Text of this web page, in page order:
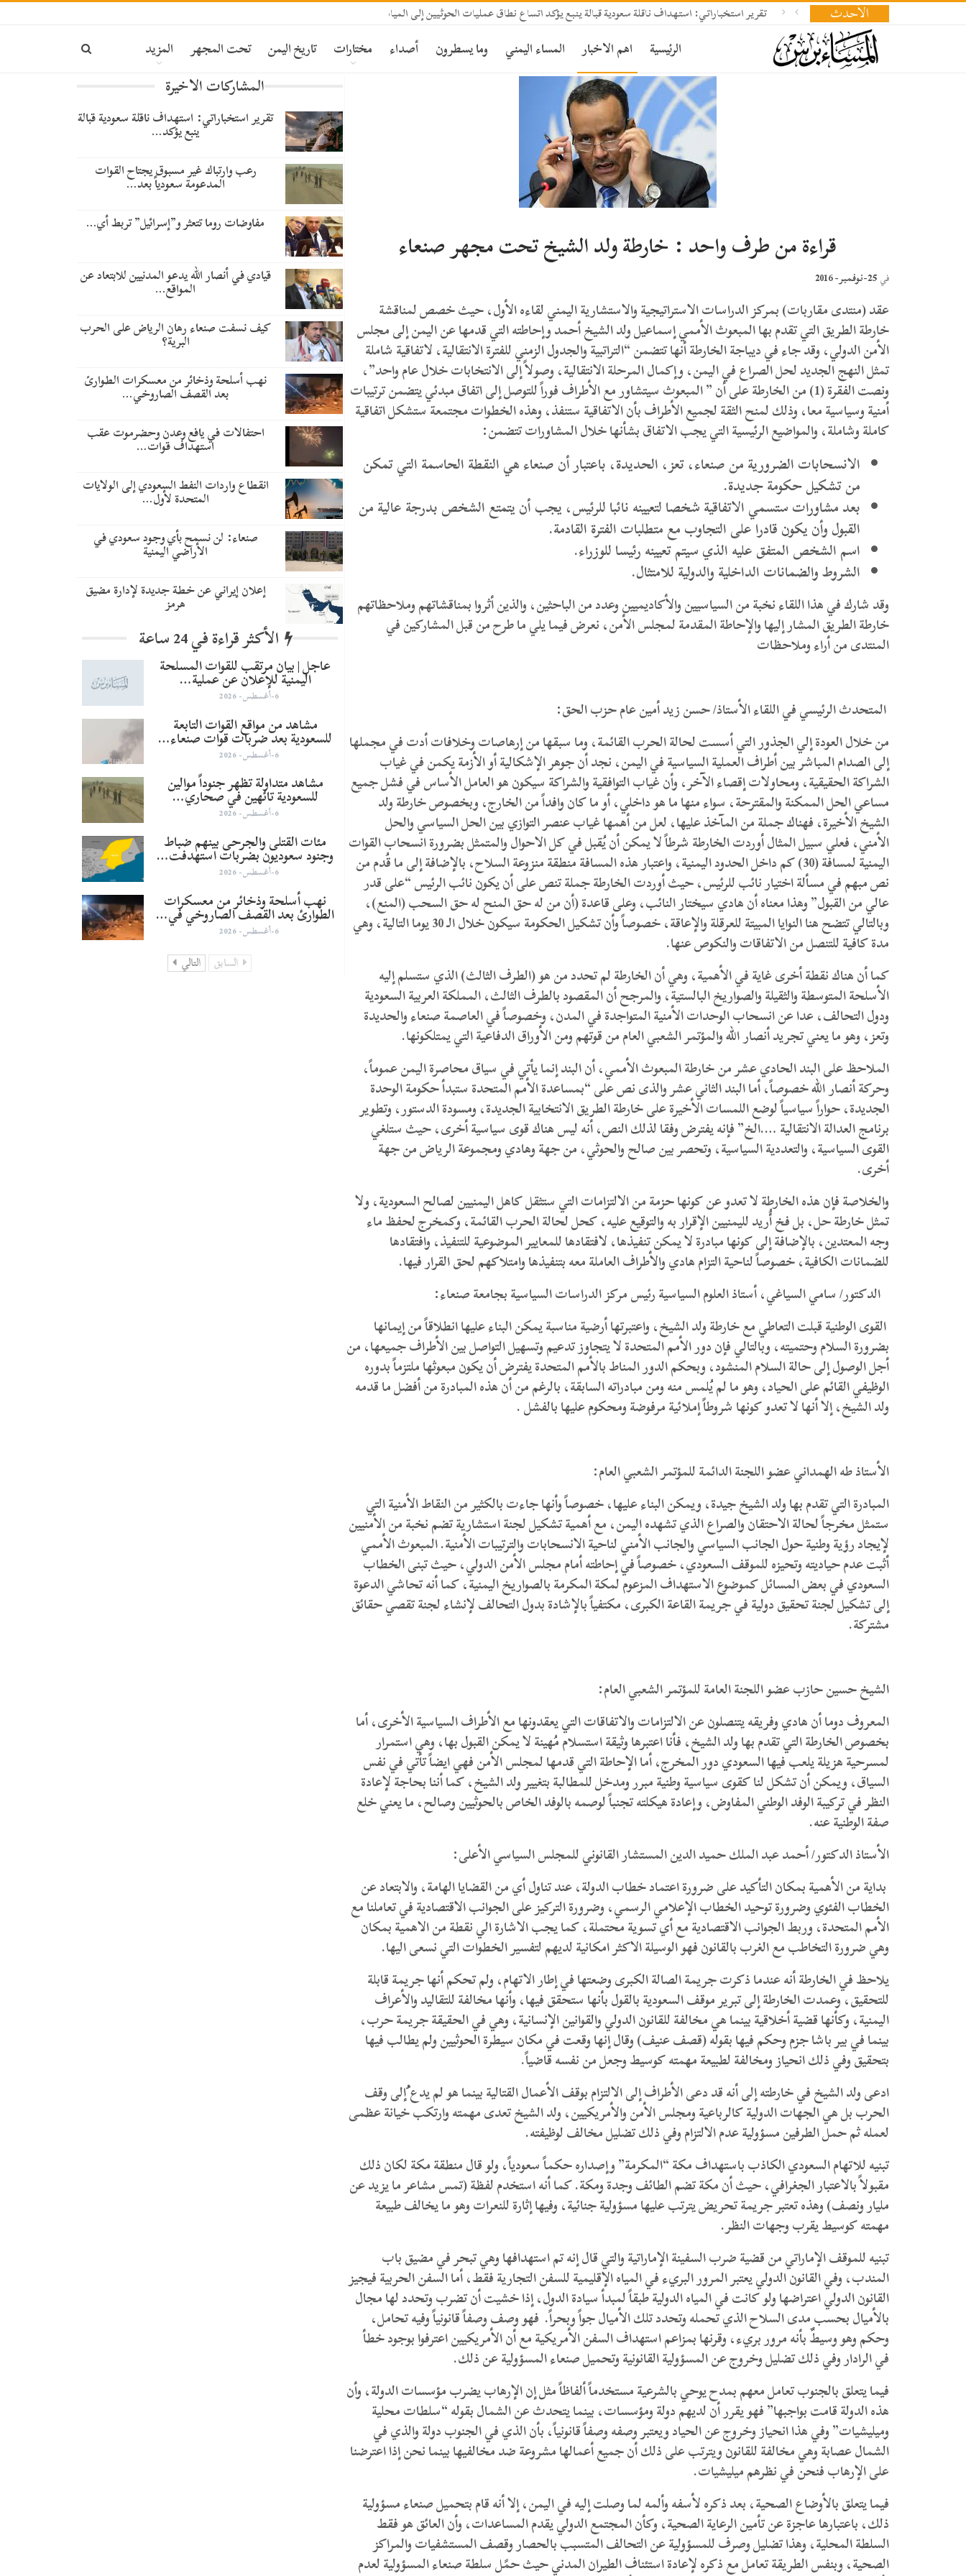
الأحدث تقرير استخباراتي: استهداف ناقلة سعودية قبالة ينبع يؤكد اتساع نطاق عمليات الحوثيين إلى المياه الإقليمية السعودية
الرئيسية اهم الاخبار المساء اليمني وما يسطرون أصداء مختارات تاريخ اليمن تحت المجهر المزيد
قراءة من طرف واحد : خارطة ولد الشيخ تحت مجهر صنعاء
في 25-نوفمبر- 2016
عقد (منتدى مقاربات) بمركز الدراسات الاستراتيجية والاستشارية اليمني لقاءه الأول، حيث خصص لمناقشة
خارطة الطريق التي تقدم بها المبعوث الأممي إسماعيل ولد الشيخ أحمد وإحاطته التي قدمها عن اليمن إلى مجلس
الأمن الدولي، وقد جاء في ديباجة الخارطة أنها تتضمن “التراتبية والجدول الزمني للفترة الانتقالية، لاتفاقية شاملة
تمثل النهج الجديد لحل الصراع في اليمن، وإكمال المرحلة الانتقالية، وصولاً إلى الانتخابات خلال عام واحد”،
ونصت الفقرة (1) من الخارطة على أن ” المبعوث سيتشاور مع الأطراف فوراً للتوصل إلى اتفاق مبدئي يتضمن ترتيبات
أمنية وسياسية معا، وذلك لمنح الثقة لجميع الأطراف بأن الاتفاقية ستنفذ، وهذه الخطوات مجتمعة ستشكل اتفاقية
كاملة وشاملة، والمواضيع الرئيسية التي يجب الاتفاق بشأنها خلال المشاورات تتضمن:
الانسحابات الضرورية من صنعاء، تعز، الحديدة، باعتبار أن صنعاء هي النقطة الحاسمة التي تمكن
من تشكيل حكومة جديدة.
بعد مشاورات ستسمي الاتفاقية شخصا لتعيينه نائبا للرئيس، يجب أن يتمتع الشخص بدرجة عالية من
القبول وأن يكون قادرا على التجاوب مع متطلبات الفترة القادمة.
اسم الشخص المتفق عليه الذي سيتم تعيينه رئيسا للوزراء.
الشروط والضمانات الداخلية والدولية للامتثال.
وقد شارك في هذا اللقاء نخبة من السياسيين والأكاديميين وعدد من الباحثين، والذين أثروا بمناقشاتهم وملاحظاتهم
خارطة الطريق المشار إليها والإحاطة المقدمة لمجلس الأمن، نعرض فيما يلي ما طرح من قبل المشاركين في
المنتدى من أراء وملاحظات
المتحدث الرئيسي في اللقاء الأستاذ/ حسن زيد أمين عام حزب الحق:
من خلال العودة إلي الجذور التي أسست لحالة الحرب القائمة، وما سبقها من إرهاصات وخلافات أدت في مجملها
إلى الصدام المباشر بين أطراف العملية السياسية في اليمن، نجد أن جوهر الإشكالية أو الأزمة يكمن في غياب
الشراكة الحقيقية، ومحاولات إقصاء الآخر، وأن غياب التوافقية والشراكة سيكون هو العامل الأساس في فشل جميع
مساعي الحل الممكنة والمقترحة، سواء منها ما هو داخلي، أو ما كان وافداً من الخارج، وبخصوص خارطة ولد
الشيخ الأخيرة، فهناك جملة من المآخذ عليها، لعل من أهمها غياب عنصر التوازي بين الحل السياسي والحل
الأمني، فعلي سبيل المثال أوردت الخارطة شرطاً لا يمكن أن يُقبل في كل الاحوال والمتمثل بضرورة انسحاب القوات
اليمنية لمسافة (30) كم داخل الحدود اليمنية، واعتبار هذه المسافة منطقة منزوعة السلاح، بالإضافة إلى ما قُدم من
نص مبهم في مسألة اختيار نائب للرئيس، حيث أوردت الخارطة جملة تنص على أن يكون نائب الرئيس “على قدر
عالي من القبول” وهذا معناه أن هادي سيختار النائب، وعلى قاعدة (أن من له حق المنح له حق السحب (المنع)،
وبالتالي تتضح هنا النوايا المبيتة للعرقلة والإعاقة، خصوصاً وأن تشكيل الحكومة سيكون خلال الـ 30 يوما التالية، وهي
مدة كافية للتنصل من الاتفاقات والنكوص عنها.
كما أن هناك نقطة أخرى غاية في الأهمية، وهي أن الخارطة لم تحدد من هو (الطرف الثالث) الذي ستسلم إليه
الأسلحة المتوسطة والثقيلة والصواريخ البالستية، والمرجح أن المقصود بالطرف الثالث، المملكة العربية السعودية
ودول التحالف، عدا عن انسحاب الوحدات الأمنية المتواجدة في المدن، وخصوصاً في العاصمة صنعاء والحديدة
وتعز، وهو ما يعني تجريد أنصار الله والمؤتمر الشعبي العام من قوتهم ومن الأوراق الدفاعية التي يمتلكونها.
الملاحظ على البند الحادي عشر من خارطة المبعوث الأممي، أن البند إنما يأتي في سياق محاصرة اليمن عموماً،
وحركة أنصار الله خصوصاً، أما البند الثاني عشر والذى نص على “بمساعدة الأمم المتحدة ستبدأ حكومة الوحدة
الجديدة، حواراً سياسياً لوضع اللمسات الأخيرة على خارطة الطريق الانتخابية الجديدة، ومسودة الدستور، وتطوير
برنامج العدالة الانتقالية ….الخ” فإنه يفترض وفقا لذلك النص، أنه ليس هناك قوى سياسية أخرى، حيث ستلغي
القوى السياسية، والتعددية السياسية، وتحصر بين صالح والحوثي، من جهة وهادي ومجموعة الرياض من جهة
أخرى.
والخلاصة فإن هذه الخارطة لا تعدو عن كونها حزمة من الالتزامات التي ستثقل كاهل اليمنيين لصالح السعودية، ولا
تمثل خارطة حل، بل فخ أُريد لليمنيين الإقرار به والتوقيع عليه، كحل لحالة الحرب القائمة، وكمخرج لحفظ ماء
وجه المعتدين، بالإضافة إلى كونها مبادرة لا يمكن تنفيذها، لافتقادها للمعايير الموضوعية للتنفيذ، وافتقادها
للضمانات الكافية، خصوصاً لناحية التزام هادي والأطراف العاملة معه بتنفيذها وامتلاكهم لحق القرار فيها.
الدكتور/ سامي السياغي، أستاذ العلوم السياسية رئيس مركز الدراسات السياسية بجامعة صنعاء:
القوى الوطنية قبلت التعاطي مع خارطة ولد الشيخ، واعتبرتها أرضية مناسبة يمكن البناء عليها انطلاقاً من إيمانها
بضرورة السلام وحتميته، وبالتالي فإن دور الأمم المتحدة لا يتجاوز تدعيم وتسهيل التواصل بين الأطراف جميعها، من
أجل الوصول إلى حالة السلام المنشود، وبحكم الدور المناط بالأمم المتحدة يفترض أن يكون مبعوثها ملتزماً بدوره
الوظيفي القائم على الحياد، وهو ما لم يُلمس منه ومن مبادراته السابقة، بالرغم من أن هذه المبادرة من أفضل ما قدمه
ولد الشيخ، إلا أنها لا تعدو كونها شروطاً إملائية مرفوضة ومحكوم عليها بالفشل .
الأستاذ طه الهمداني عضو اللجنة الدائمة للمؤتمر الشعبي العام:
المبادرة التي تقدم بها ولد الشيخ جيدة، ويمكن البناء عليها، خصوصاً وأنها جاءت بالكثير من النقاط الأمنية التي
ستمثل مخرجاً لحالة الاحتقان والصراع الذي تشهده اليمن، مع أهمية تشكيل لجنة استشارية تضم نخبة من الأمنيين
لإيجاد رؤية وطنية حول الجانب السياسي والجانب الأمني لناحية الانسحابات والترتيبات الأمنية. المبعوث الأممي
أثبت عدم حياديته وتحيزه للموقف السعودي، خصوصاً في إحاطته أمام مجلس الأمن الدولي، حيث تبنى الخطاب
السعودي في بعض المسائل كموضوع الاستهداف المزعوم لمكة المكرمة بالصواريخ اليمنية، كما أنه تحاشي الدعوة
إلى تشكيل لجنة تحقيق دولية في جريمة القاعة الكبرى، مكتفياً بالإشادة بدول التحالف لإنشاء لجنة تقصي حقائق
مشتركة.
الشيخ حسين حازب عضو اللجنة العامة للمؤتمر الشعبي العام:
المعروف دوما أن هادي وفريقه يتنصلون عن الالتزامات والاتفاقات التي يعقدونها مع الأطراف السياسية الأخرى، أما
بخصوص الخارطة التي تقدم بها ولد الشيخ، فأنا اعتبرها وثيقة استسلام مُهينة لا يمكن القبول بها، وهي استمرار
لمسرحية هزيلة يلعب فيها السعودي دور المخرج، أما الإحاطة التي قدمها لمجلس الأمن فهي ايضاً تأتي في نفس
السياق، ويمكن أن تشكل لنا كقوى سياسية وطنية مبرر ومدخل للمطالبة بتغيير ولد الشيخ، كما أننا بحاجة لإعادة
النظر في تركيبة الوفد الوطني المفاوض، وإعادة هيكلته تجنباً لوصمه بالوفد الخاص بالحوثيين وصالح، ما يعني خلع
صفة الوطنية عنه.
الأستاذ الدكتور/ أحمد عبد الملك حميد الدين المستشار القانوني للمجلس السياسي الأعلى:
بداية من الأهمية بمكان التأكيد على ضرورة اعتماد خطاب الدولة، عند تناول أي من القضايا الهامة، والابتعاد عن
الخطاب الفئوي وضرورة توحيد الخطاب الإعلامي الرسمي، وضرورة التركيز على الجوانب الاقتصادية في تعاملنا مع
الأمم المتحدة، وربط الجوانب الاقتصادية مع أي تسوية محتملة، كما يجب الاشارة الي نقطة من الاهمية بمكان
وهي ضرورة التخاطب مع الغرب بالقانون فهو الوسيلة الاكثر امكانية لديهم لتفسير الخطوات التي نسعى اليها.
يلاحظ في الخارطة أنه عندما ذكرت جريمة الصالة الكبرى وضعتها في إطار الاتهام، ولم تحكم أنها جريمة قابلة
للتحقيق، وعمدت الخارطة إلى تبرير موقف السعودية بالقول بأنها ستحقق فيها، وأنها مخالفة للتقاليد والأعراف
اليمنية، وكأنها قضية أخلاقية بينما هي مخالفة للقانون الدولي والقوانين الإنسانية، وهي في الحقيقة جريمة حرب،
بينما في بير باشا جزم وحكم فيها بقوله (قصف عنيف) وقال إنها وقعت في مكان سيطرة الحوثيين ولم يطالب فيها
بتحقيق وفي ذلك انحياز ومخالفة لطبيعة مهمته كوسيط وجعل من نفسه قاضياً.
ادعى ولد الشيخ في خارطته إلى أنه قد دعى الأطراف إلى الالتزام بوقف الأعمال القتالية بينما هو لم يدع ُإلى وقف
الحرب بل هي الجهات الدولية كالرباعية ومجلس الأمن والأمريكيين، ولد الشيخ تعدى مهمته وارتكب خيانة عظمى
لعمله ثم حمل الطرفين مسؤولية عدم الالتزام وفي ذلك تضليل مخالف لوظيفته.
تبنيه للاتهام السعودي الكاذب باستهداف مكة “المكرمة” وإصداره حكماً سعودياً، ولو قال منطقة مكة لكان ذلك
مقبولاً بالاعتبار الجغرافي، حيث أن مكة تضم الطائف وجدة ومكة. كما أنه استخدم لفظة (تمس مشاعر ما يزيد عن
مليار ونصف) وهذه تعتبر جريمة تحريض يترتب عليها مسؤولية جنائية، وفيها إثارة للنعرات وهو ما يخالف طبيعة
مهمته كوسيط يقرب وجهات النظر.
تبنيه للموقف الإماراتي من قضية ضرب السفينة الإماراتية والتي قال إنه تم استهدافها وهي تبحر في مضيق باب
المندب، وفي القانون الدولي يعتبر المرور البريء في المياه الإقليمية للسفن التجارية فقط، أما السفن الحربية فيجيز
القانون الدولي اعتراضها ولو كانت في المياه الدولية طبقاً لمبدأ سيادة الدول، إذا خشيت أن تضرب وتحدد لها مجال
بالأميال بحسب مدى السلاح الذي تحمله وتحدد تلك الأميال جواً وبحراً. فهو وصف وصفاً قانونياً وفيه تحامل،
وحكم وهو وسيطٌ بأنه مرور بريء، وقرنها بمزاعم استهداف السفن الأمريكية مع أن الأمريكيين اعترفوا بوجود خطأ
في الرادار وفي ذلك تضليل وخروج عن المسؤولية القانونية وتحميل صنعاء المسؤولية عن ذلك.
فيما يتعلق بالجنوب تعامل معهم بمدح يوحي بالشرعية مستخدماً ألفاظاً مثل إن الإرهاب يضرب مؤسسات الدولة، وأن
هذه الدولة قامت بواجبها” فهو يقرر أن لديهم دولة ومؤسسات، بينما يتحدث عن الشمال بقوله “سلطات محلية
وميليشيات” وفي هذا انحياز وخروج عن الحياد ويعتبر وصفه وصفاً قانونياً، بأن الذي في الجنوب دولة والذي في
الشمال عصابة وهي مخالفة للقانون ويترتب على ذلك أن جميع أعمالها مشروعة ضد مخالفيها بينما نحن إذا اعترضنا
على الإرهاب فنحن في نظرهم ميليشيات.
فيما يتعلق بالأوضاع الصحية، بعد ذكره لأسفه وألمه لما وصلت إليه في اليمن، إلا أنه قام بتحميل صنعاء مسؤولية
ذلك، باعتبارها عاجزة عن تأمين الرعاية الصحية، وكأن المجتمع الدولي يقدم المساعدات، وأن العائق هو فقط
السلطة المحلية، وهذا تضليل وصرف للمسؤولية عن التحالف المتسبب بالحصار وقصف المستشفيات والمراكز
الصحية، وبنفس الطريقة تعامل مع ذكره لإعادة استئناف الطيران المدني حيث حمًل سلطة صنعاء المسؤولية لعدم
المشاركات الاخيرة
تقرير استخباراتي: استهداف ناقلة سعودية قبالة
ينبع يؤكد…
رعب وارتباك غير مسبوق يجتاح القوات
المدعومة سعودياً بعد…
مفاوضات روما تتعثر و”إسرائيل” تربط أي…
قيادي في أنصار الله يدعو المدنيين للابتعاد عن
المواقع…
كيف نسفت صنعاء رهان الرياض على الحرب
البرية؟
نهب أسلحة وذخائر من معسكرات الطوارئ
بعد القصف الصاروخي…
احتفالات في يافع وعدن وحضرموت عقب
استهداف قوات…
انقطاع واردات النفط السعودي إلى الولايات
المتحدة لأول…
صنعاء: لن نسمح بأي وجود سعودي في
الأراضي اليمنية
إعلان إيراني عن خطة جديدة لإدارة مضيق
هرمز
الأكثر قراءة في 24 ساعة
عاجل | بيان مرتقب للقوات المسلحة
اليمنية للإعلان عن عملية…
6-أغسطس- 2026
مشاهد من مواقع القوات التابعة
للسعودية بعد ضربات قوات صنعاء…
6-أغسطس- 2026
مشاهد متداولة تظهر جنوداً موالين
للسعودية تائهين في صحاري…
6-أغسطس- 2026
مئات القتلى والجرحى بينهم ضباط
وجنود سعوديون بضربات استهدفت…
6-أغسطس- 2026
نهب أسلحة وذخائر من معسكرات
الطوارئ بعد القصف الصاروخي في…
6-أغسطس- 2026
السابق التالي